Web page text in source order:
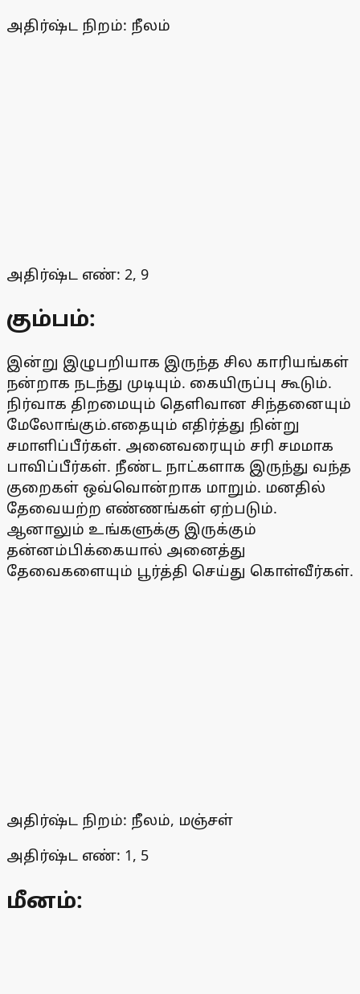
அதிர்ஷ்ட நிறம்: நீலம்
அதிர்ஷ்ட எண்: 2, 9
கும்பம்:
இன்று இழுபறியாக இருந்த சில காரியங்கள்
நன்றாக நடந்து முடியும். கையிருப்பு கூடும்.
நிர்வாக திறமையும் தெளிவான சிந்தனையும்
மேலோங்கும்.எதையும் எதிர்த்து நின்று
சமாளிப்பீர்கள். அனைவரையும் சரி சமமாக
பாவிப்பீர்கள். நீண்ட நாட்களாக இருந்து வந்த
குறைகள் ஒவ்வொன்றாக மாறும். மனதில்
தேவையற்ற எண்ணங்கள் ஏற்படும்.
ஆனாலும் உங்களுக்கு இருக்கும்
தன்னம்பிக்கையால் அனைத்து
தேவைகளையும் பூர்த்தி செய்து கொள்வீர்கள்.
அதிர்ஷ்ட நிறம்: நீலம், மஞ்சள்
அதிர்ஷ்ட எண்: 1, 5
மீனம்: